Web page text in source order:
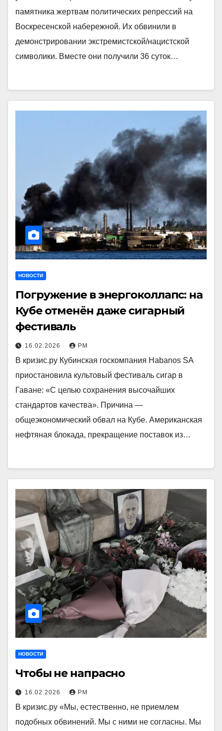
памятника жертвам политических репрессий на
Воскресенской набережной. Их обвинили в
демонстрировании экстремистской/нацистской
символики. Вместе они получили 36 суток…
НОВОСТИ
Погружение в энергоколлапс: на
Кубе отменён даже сигарный
фестиваль
16.02.2026 РМ
В кризис.ру Кубинская госкомпания Habanos SA
приостановила культовый фестиваль сигар в
Гаване: «С целью сохранения высочайших
стандартов качества». Причина —
общеэкономический обвал на Кубе. Американская
нефтяная блокада, прекращение поставок из…
НОВОСТИ
Чтобы не напрасно
16.02.2026 РМ
В кризис.ру «Мы, естественно, не приемлем
подобных обвинений. Мы с ними не согласны. Мы